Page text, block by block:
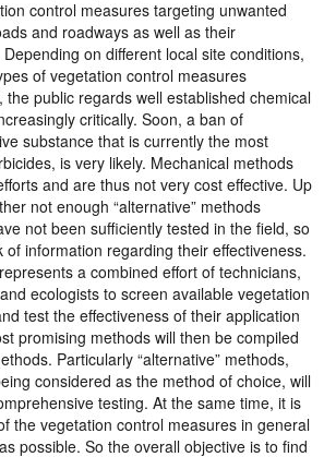
control measures targeting unwanted
and roadways as well as their
on different local site conditions,
of vegetation control measures
the public regards well established chemical
critically. Soon, a ban of
substance that is currently the most
is very likely. Mechanical methods
and are thus not very cost effective. Up
not enough “alternative” methods
not been sufficiently tested in the field, so
of information regarding their effectiveness.
a combined effort of technicians,
ecologists to screen available vegetation
test the effectiveness of their application
promising methods will then be compiled
Particularly “alternative” methods,
considered as the method of choice, will
testing. At the same time, it is
the vegetation control measures in general
possible. So the overall objective is to find